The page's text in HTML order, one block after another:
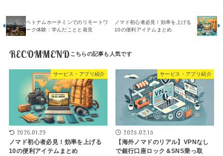
ベトナムホーチミンでのリモートワ
ーク体験：学んだことと発見
ノマド初心者必見！効率を上げる
10の便利アイテムまとめ
RECOMMEND
サービス・アプリ紹介
2026.01.29
ノマド初心者必見！効率を上げる
10の便利アイテムまとめ
サービス・アプリ紹介
2025.02.15
【海外ノマドのリアル】VPNなし
で銀行口座ロック＆SNS乗っ取